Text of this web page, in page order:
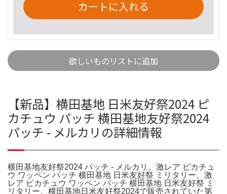
カートに入れる
欲しいものリストに追加
【新品】横田基地 日米友好祭2024 ピ
カチュウ パッチ 横田基地友好祭2024
パッチ - メルカリの詳細情報
横田基地友好祭2024 パッチ - メルカリ。激レア ピカチュ
ウ ワッペン パッチ 横田基地 日米友好祭 ミリタリー。激
レア ピカチュウ ワッペン パッチ 横田基地 日米友好祭 ミ
リタリー。横田基地日米友好祭2024で販売されていた第